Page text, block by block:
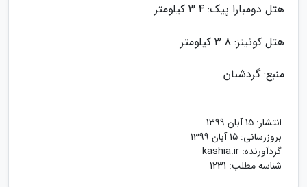
هتل دومبارا پیک: 3.4 کیلومتر
هتل کوئینز: 3.8 کیلومتر
منبع: گردشبان
انتشار: 15 آبان 1399
بروزرسانی: 15 آبان 1399
گردآورنده: kashia.ir
شناسه مطلب: 1231